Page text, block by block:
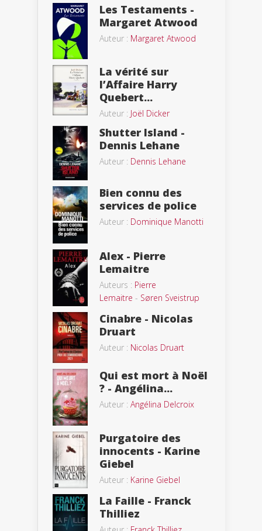
Les Testaments -
Margaret Atwood
Auteur : Margaret Atwood
La vérité sur
l’Affaire Harry
Quebert...
Auteur : Joël Dicker
Shutter Island -
Dennis Lehane
Auteur : Dennis Lehane
Bien connu des
services de police
Auteur : Dominique Manotti
Alex - Pierre
Lemaitre
Auteurs : Pierre
Lemaitre - Søren Sveistrup
Cinabre - Nicolas
Druart
Auteur : Nicolas Druart
Qui est mort à Noël
? - Angélina...
Auteur : Angélina Delcroix
Purgatoire des
innocents - Karine
Giebel
Auteur : Karine Giebel
La Faille - Franck
Thilliez